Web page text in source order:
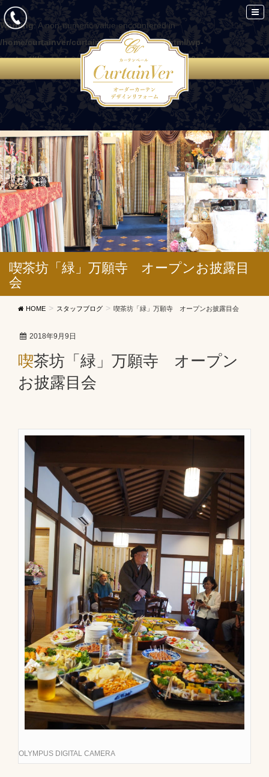
Warning: A non-numeric value encountered in
/home/curtainver/curtain-ver.com/public_html/wp-
content/themes/curtain/functions.php
on line 86
喫茶坊「緑」万願寺 オープンお披露目
会
HOME スタッフブログ 喫茶坊「緑」万願寺 オープンお披露目会
2018年9月9日
喫茶坊「緑」万願寺 オープン
お披露目会
OLYMPUS DIGITAL CAMERA